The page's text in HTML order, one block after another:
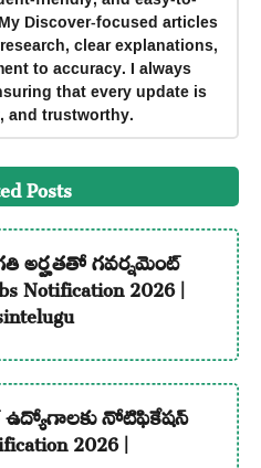
Discover-focused articles
clear explanations,
to accuracy. I always
that every update is
and trustworthy.
Posts
అర్హతతో గవర్నమెంట్
Notification 2026 |
ఉద్యోగాలకు నోటిఫికేషన్
2026 |